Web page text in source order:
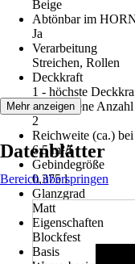
Beige
Abtönbar im
Ja
Verarbeitung
Streichen, Rollen
Deckkraft
1 - höchste
Empfohlene
2
Reichweite (ca.)
6,5 m²/l
Gebindegröße
0,375 l
Glanzgrad
Matt
Eigenschaften
Blockfest
Basis
Mehr anzeigen
Datenblätter
Bereich überspringen